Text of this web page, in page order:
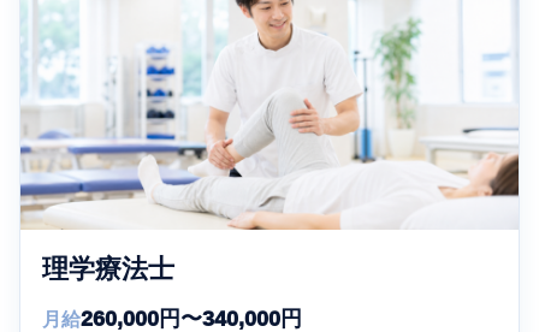
理学療法士
月給260,000円〜340,000円